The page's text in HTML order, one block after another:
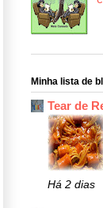
Minha lista de
Tear de
Há 2 dias